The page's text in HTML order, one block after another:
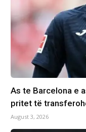
As te Barcelona e
pritet të
August 3, 2026